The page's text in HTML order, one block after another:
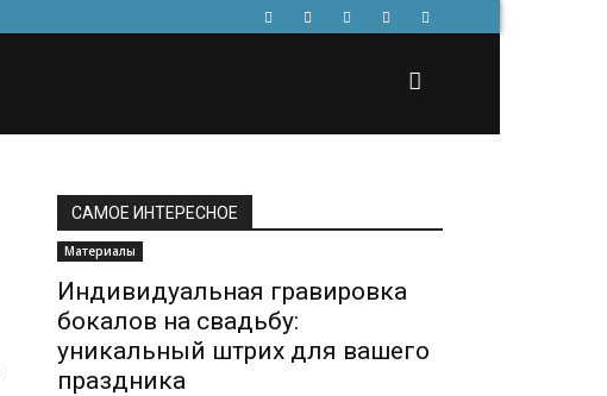
САМОЕ ИНТЕРЕСНОЕ
Материалы
Индивидуальная гравировка
бокалов на свадьбу:
уникальный штрих для вашего
праздника